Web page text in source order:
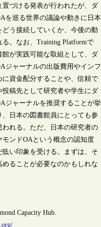
置づける発表が行われたが、ダ
を巡る世界の議論や動きに日本
どう接続していくか、今後の動
る。なお、Training Platformで
館が実践可能な取組として、ダ
ジャーナルの出版費用やインフ
に資金配分することや、信頼で
投稿先として研究者や学生にダ
ジャーナルを推奨することが挙
、日本の図書館員にとっても参
われる。ただ、日本の研究者の
モンドOAという概念の認知度
低い印象を受ける。まずは、そ
めることが必要なのかもしれな
Capacity Hub.